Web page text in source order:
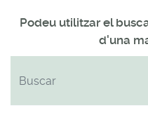
Podeu utilitzar el
d'una